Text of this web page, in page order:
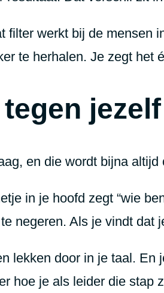
filter werkt bij de mensen
te herhalen. Je zegt het
en die wordt bijna
in je hoofd zegt “wie
negeren. Als je vindt dat
lekken door in je taal. En
hoe je als leider die stap